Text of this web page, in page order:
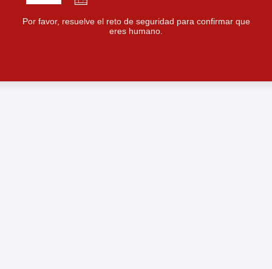
Por favor, resuelve el reto de seguridad para confirmar que
eres humano.